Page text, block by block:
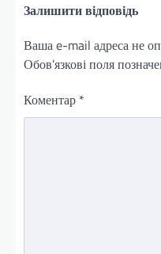
Залишити відповідь
Ваша e-mail адреса не
Обов’язкові поля
Коментар *